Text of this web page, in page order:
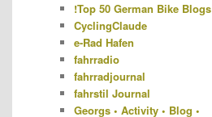
!Top 50 German Bike Blogs
CyclingClaude
e-Rad Hafen
fahrradio
fahrradjournal
fahrstil Journal
Georgs • Activity • Blog •